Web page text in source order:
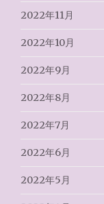
2022年11月
2022年10月
2022年9月
2022年8月
2022年7月
2022年6月
2022年5月